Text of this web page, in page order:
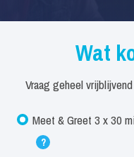
Wat
Vraag geheel
Meet & Greet 3 x 30
?